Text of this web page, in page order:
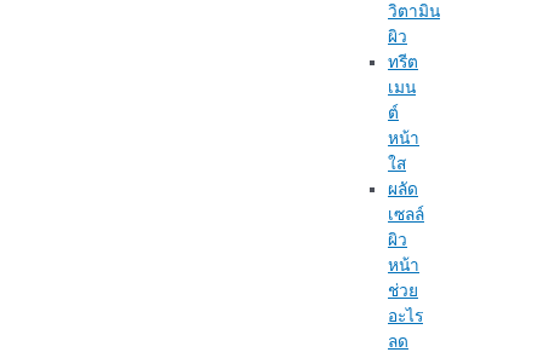
วิตามิน
ผิว
ทรีต
เมน
ต์
หน้า
ใส
ผลัด
เซลล์
ผิว
หน้า
ช่วย
อะไร
ลด